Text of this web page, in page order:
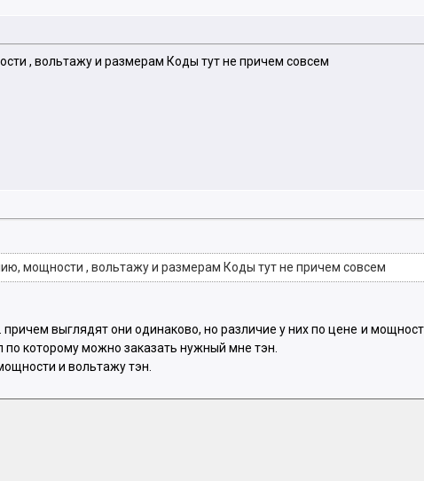
, вольтажу и размерам Коды тут не причем совсем
мощности , вольтажу и размерам Коды тут не причем совсем
выглядят они одинаково, но различие у них по цене и
по которому можно заказать нужный мне тэн.
и вольтажу тэн.